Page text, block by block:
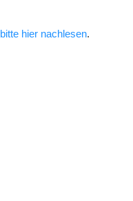
bitte hier nachlesen.